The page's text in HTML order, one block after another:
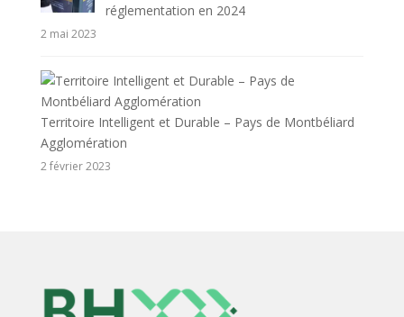
réglementation en 2024
2 mai 2023
Territoire Intelligent et Durable – Pays de Montbéliard
Agglomération
2 février 2023